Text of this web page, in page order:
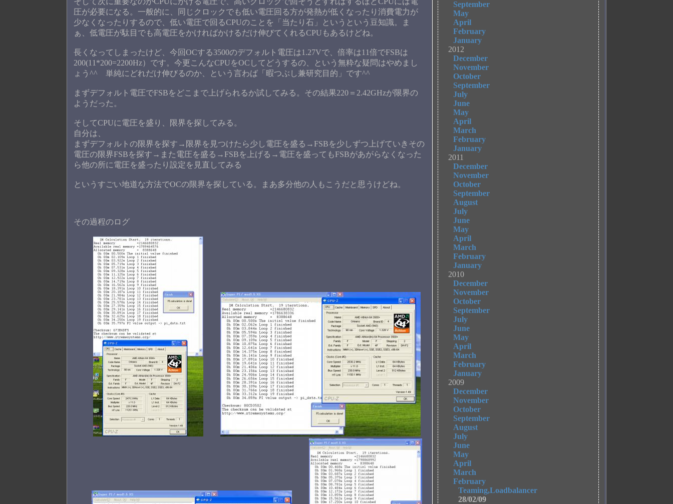
圧が必要になる。一般的に、同じクロックでも低い電圧回る方が発熱が低くなったり消費電力が
少なくなったりするので、低い電圧で回るCPUのことを「当たり石」というという豆知識。ま
ぁ、低電圧が駄目でも高電圧をかければかけるだけ伸びてくれるCPUもあるけどね。
長くなってしまったけど、今回OCする3500のデフォルト電圧は1.27Vで、倍率は11倍でFSBは
200(11*200=2200Hz）です。今更こんなCPUをOCしてどうするの、という無粋な疑問はやめまし
ょう^^ 単純にどれだけ伸びるのか、という言わば「暇つぶし兼研究目的」です^^
まずデフォルト電圧でFSBをどこまで上げられるか試してみる。その結果220＝2.42GHzが限界の
ようだった。
そしてCPUに電圧を盛り、限界を探してみる。
自分は、
まずデフォルトの限界を探す→限界を見つけたら少し電圧を盛る→FSBを少しずつ上げていきその
電圧の限界FSBを探す→また電圧を盛る→FSBを上げる→電圧を盛ってもFSBがあがらなくなった
ら他の所に電圧を盛ったり設定を見直してみる
というすごい地道な方法でOCの限界を探している。まあ多分他の人もこうだと思うけどね。
その過程のログ
September
May
April
February
January
2012
December
November
October
September
July
June
May
April
March
February
January
2011
December
November
October
September
August
July
June
May
April
March
February
January
2010
December
November
October
September
July
June
May
April
March
February
January
2009
December
November
October
September
August
July
June
May
April
March
February
Teaming,Loadbalancer
28/02/09